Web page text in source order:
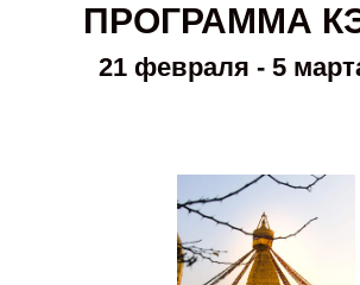
ПРОГРАММА
21 февраля - 5